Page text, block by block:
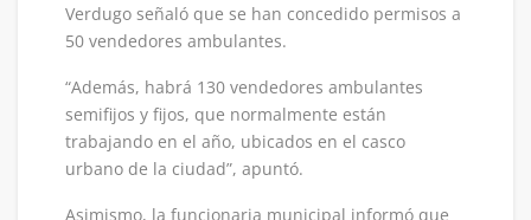
Verdugo señaló que se han concedido permisos a
50 vendedores ambulantes.
“Además, habrá 130 vendedores ambulantes
semifijos y fijos, que normalmente están
trabajando en el año, ubicados en el casco
urbano de la ciudad”, apuntó.
Asimismo, la funcionaria municipal informó que